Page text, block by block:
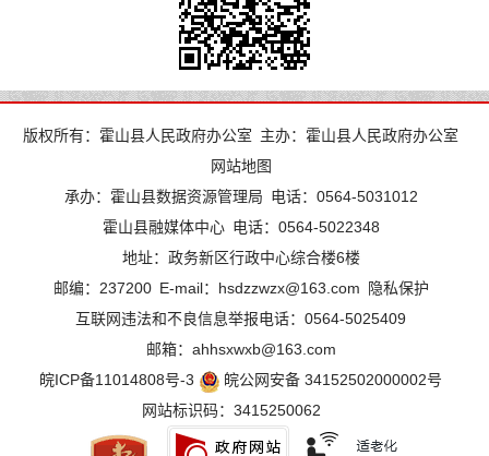
版权所有：霍山县人民政府办公室 主办：霍山县人民政府办公室
网站地图
承办：霍山县数据资源管理局 电话：0564-5031012
霍山县融媒体中心 电话：0564-5022348
地址：政务新区行政中心综合楼6楼
邮编：237200 E-mail：hsdzzwzx@163.com
隐私保护
互联网违法和不良信息举报电话：0564-5025409
邮箱：ahhsxwxb@163.com
皖ICP备11014808号-3
皖公网安备 34152502000002号
网站标识码：3415250062